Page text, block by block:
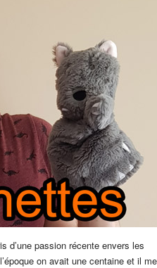
passion récente envers les
on avait une centaine et il